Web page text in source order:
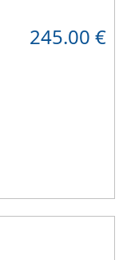
que combinado
caras y algodón
245.00 €